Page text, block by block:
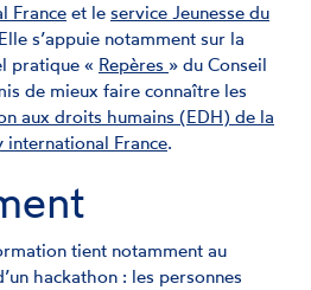
France et le service Jeunesse du
s’appuie notamment sur la
pratique « Repères » du Conseil
de mieux faire connaître les
aux droits humains (EDH) de la
international France.
tient notamment au
hackathon : les personnes